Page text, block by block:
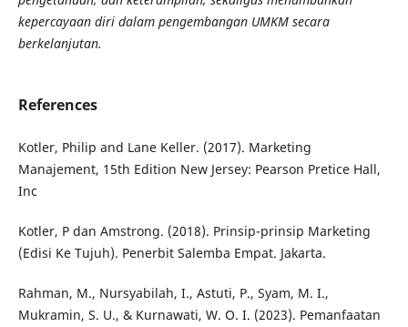
kepercayaan diri dalam pengembangan UMKM secara
berkelanjutan.
References
Kotler, Philip and Lane Keller. (2017). Marketing
Manajement, 15th Edition New Jersey: Pearson Pretice Hall,
Inc
Kotler, P dan Amstrong. (2018). Prinsip-prinsip Marketing
(Edisi Ke Tujuh). Penerbit Salemba Empat. Jakarta.
Rahman, M., Nursyabilah, I., Astuti, P., Syam, M. I.,
Mukramin, S. U., & Kurnawati, W. O. I. (2023). Pemanfaatan